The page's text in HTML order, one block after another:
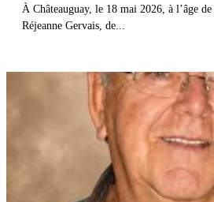
À Châteauguay, le 18 mai 2026, à l’âge
Réjeanne Gervais, de...